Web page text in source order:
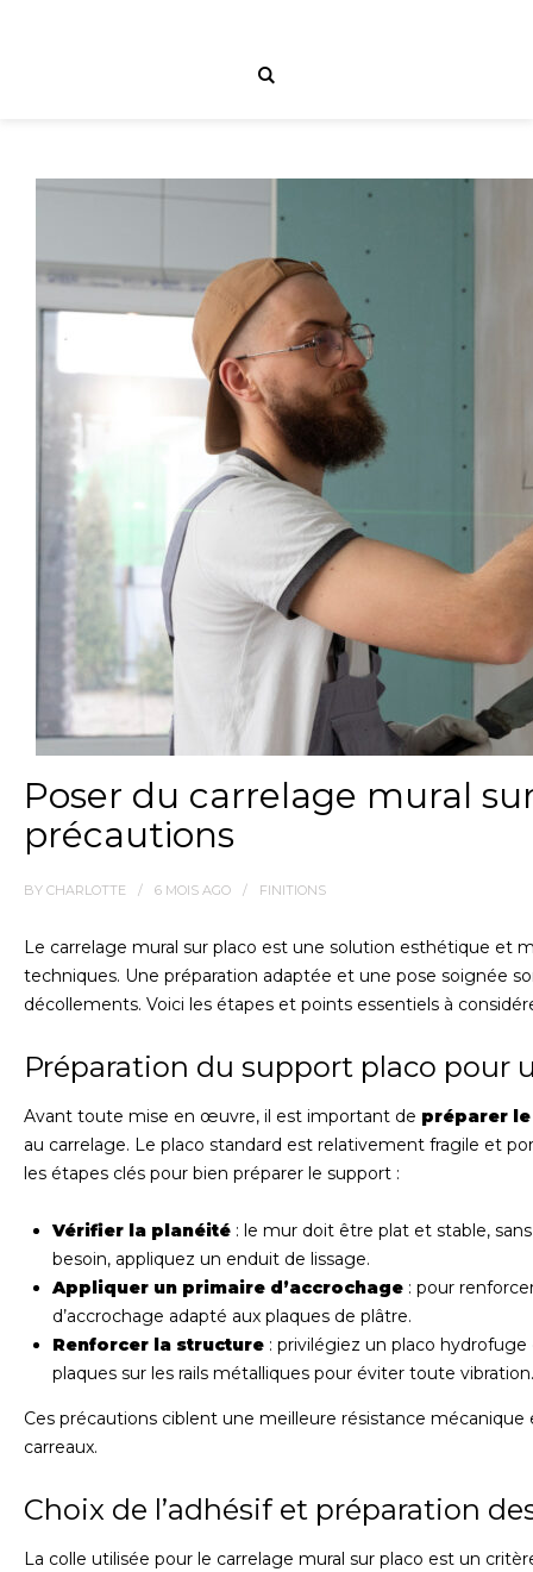
Poser du carrelage mural
précautions
BY CHARLOTTE 6 MOIS AGO FINITIONS
Le carrelage mural sur placo est une solution esthétique et
techniques. Une préparation adaptée et une pose soignée
décollements. Voici les étapes et points essentiels à
Préparation du support placo pour
Avant toute mise en œuvre, il est important de préparer
au carrelage. Le placo standard est relativement fragile et
les étapes clés pour bien préparer le support :
Vérifier la planéité : le mur doit être plat et stable,
besoin, appliquez un enduit de lissage.
Appliquer un primaire d’accrochage : pour
d’accrochage adapté aux plaques de plâtre.
Renforcer la structure : privilégiez un placo
plaques sur les rails métalliques pour éviter toute vibration.
Ces précautions ciblent une meilleure résistance
carreaux.
Choix de l’adhésif et préparation
La colle utilisée pour le carrelage mural sur placo est un